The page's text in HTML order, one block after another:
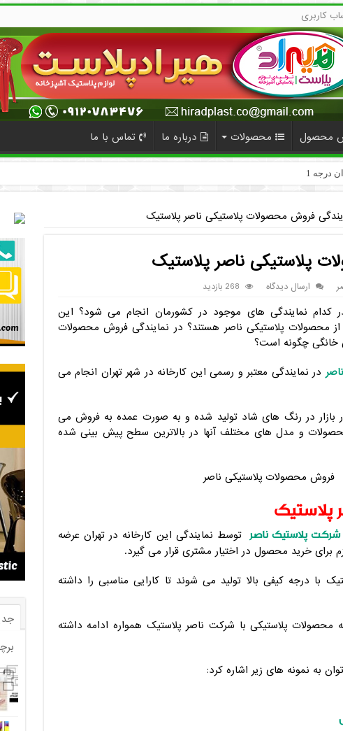
کاربری
محصول محصولات درباره ما تماس با ما
فروش محصولات پلاستیکی ناصر پلاستیک
پلاستیکی ناصر پلاستیک
ارسال دیدگاه 268 بازدید
کدام نمایندگی های موجود در کشورمان انجام می شود؟ این
از محصولات پلاستیکی ناصر هستند؟ در نمایندگی فروش محصولات
خانگی چگونه است؟
در نمایندگی معتبر و رسمی این کارخانه در شهر تهران انجام می
بازار در رنگ های شاد تولید شده و به صورت عمده به فروش می
و مدل های مختلف آنها در بالاترین سطح پیش بینی شده
پلاستیک ناصر توسط نمایندگی این کارخانه در تهران عرضه
برای خرید محصول در اختیار مشتری قرار می گیرد.
با درجه کیفی بالا تولید می شوند تا کارایی مناسبی را داشته
پلاستیکی با شرکت ناصر پلاستیک همواره ادامه داشته
به نمونه های زیر اشاره کرد: